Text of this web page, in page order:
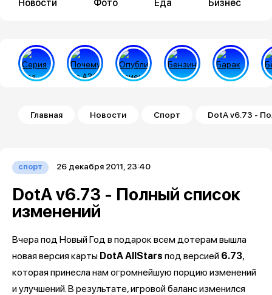
Новости Фото Еда Бизнес
Строка навигации
Главная Новости Спорт DotA v6.73 -
спорт 26 декабря 2011, 23:40
DotA v6.73 - Полный список
изменений
Вчера под Новый Год в подарок всем дотерам вышла
новая версия карты DotA AllStars под версией 6.73,
которая принесла нам огромнейшую порцию изменений
и улучшений. В результате, игровой баланс изменился